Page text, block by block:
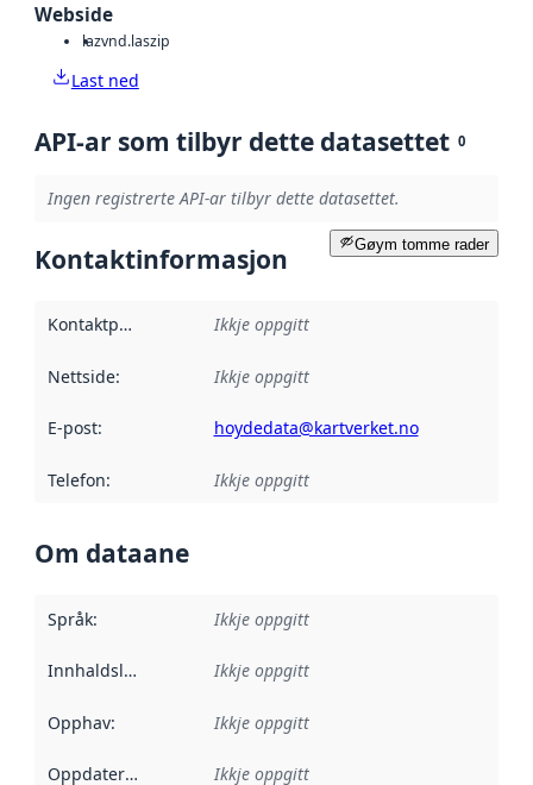
Webside
lazvnd.laszip
Last ned
API-ar som tilbyr dette datasettet 0
Ingen registrerte API-ar tilbyr dette datasettet.
Gøym tomme rader
Kontaktinformasjon
Kontaktpunkt Ikkje oppgitt
Nettside: Ikkje oppgitt
E-post: hoydedata@kartverket.no
Telefon: Ikkje oppgitt
Om dataane
Språk: Ikkje oppgitt
Innhaldsleverandørar :
Ikkje oppgitt
Opphav: Ikkje oppgitt
Oppdateringsfrekvens :
Ikkje oppgitt